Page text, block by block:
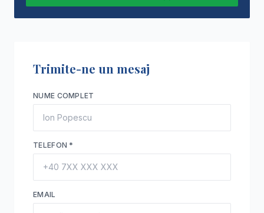
Trimite-ne un mesaj
NUME COMPLET
TELEFON *
EMAIL